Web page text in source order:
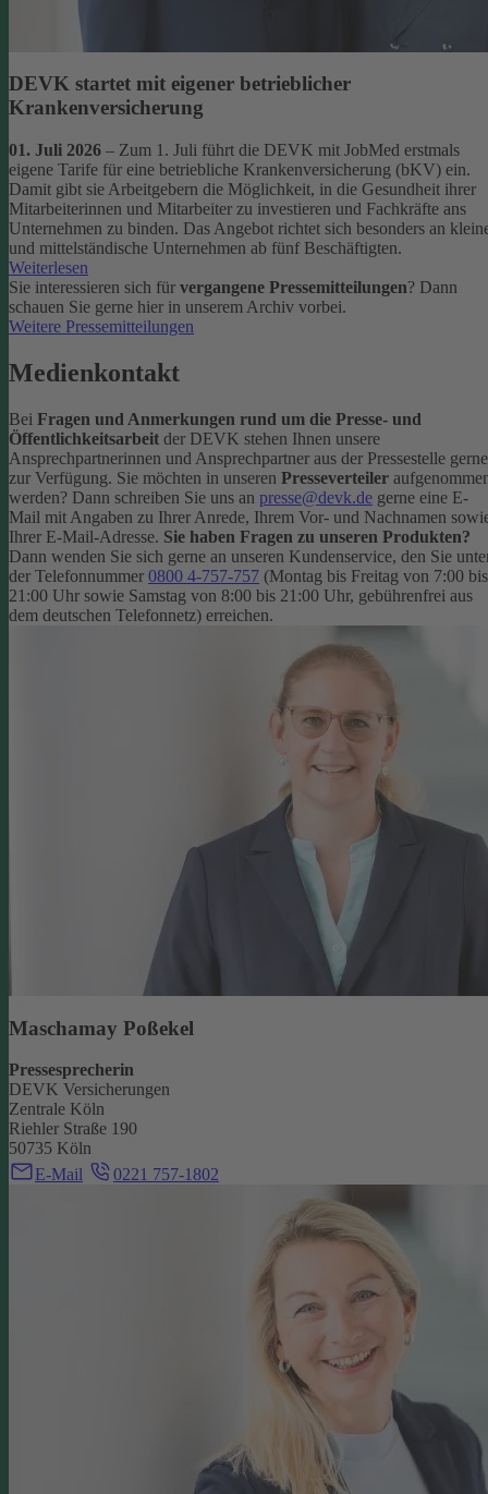
DEVK startet mit eigener betrieblicher
Krankenversicherung
01. Juli 2026 – Zum 1. Juli führt die DEVK mit JobMed erstmals
eigene Tarife für eine betriebliche Krankenversicherung (bKV) ein.
Damit gibt sie Arbeitgebern die Möglichkeit, in die Gesundheit ihrer
Mitarbeiterinnen und Mitarbeiter zu investieren und Fachkräfte ans
Unternehmen zu binden. Das Angebot richtet sich besonders an
und mittelständische Unternehmen ab fünf Beschäftigten.
Weiterlesen
Sie interessieren sich für vergangene Pressemitteilungen? Dann
schauen Sie gerne hier in unserem Archiv vorbei.
Weitere Pressemitteilungen
Medienkontakt
Bei Fragen und Anmerkungen rund um die Presse- und
Öffentlichkeitsarbeit der DEVK stehen Ihnen unsere
Ansprechpartnerinnen und Ansprechpartner aus der Pressestelle gerne
zur Verfügung. Sie möchten in unseren Presseverteiler
werden? Dann schreiben Sie uns an presse@devk.de gerne eine E-
Mail mit Angaben zu Ihrer Anrede, Ihrem Vor- und Nachnamen
Ihrer E-Mail-Adresse. Sie haben Fragen zu unseren Produkten?
Dann wenden Sie sich gerne an unseren Kundenservice, den Sie
der Telefonnummer 0800 4-757-757 (Montag bis Freitag von 7:00 bis
21:00 Uhr sowie Samstag von 8:00 bis 21:00 Uhr, gebührenfrei aus
dem deutschen Telefonnetz) erreichen.
Maschamay Poßekel
Pressesprecherin
DEVK Versicherungen
Zentrale Köln
Riehler Straße 190
50735 Köln
E-Mail
0221 757-1802